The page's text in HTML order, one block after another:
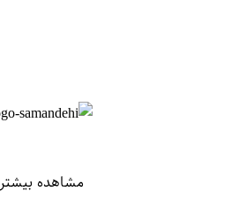
مشاهده بیشتر